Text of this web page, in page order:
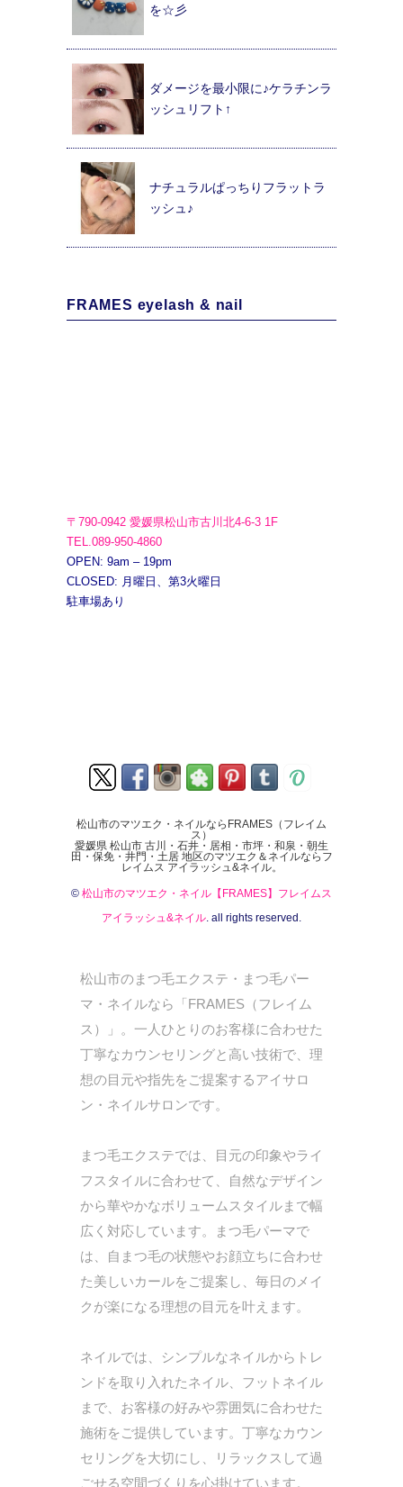
を☆彡
ダメージを最小限に♪ケラチンラ
ッシュリフト↑
ナチュラルぱっちりフラットラ
ッシュ♪
FRAMES eyelash & nail
〒790-0942 愛媛県松山市古川北4-6-3 1F
TEL.089-950-4860
OPEN: 9am – 19pm
CLOSED: 月曜日、第3火曜日
駐車場あり
松山市のマツエク・ネイルならFRAMES（フレイム
ス）
愛媛県 松山市 古川・石井・居相・市坪・和泉・朝生
田・保免・井門・土居 地区のマツエク＆ネイルならフ
レイムス アイラッシュ&ネイル。
© 松山市のマツエク・ネイル【FRAMES】フレイムス
アイラッシュ&ネイル. all rights reserved.
松山市のまつ毛エクステ・まつ毛パー
マ・ネイルなら「FRAMES（フレイム
ス）」。一人ひとりのお客様に合わせた
丁寧なカウンセリングと高い技術で、理
想の目元や指先をご提案するアイサロ
ン・ネイルサロンです。
まつ毛エクステでは、目元の印象やライ
フスタイルに合わせて、自然なデザイン
から華やかなボリュームスタイルまで幅
広く対応しています。まつ毛パーマで
は、自まつ毛の状態やお顔立ちに合わせ
た美しいカールをご提案し、毎日のメイ
クが楽になる理想の目元を叶えます。
ネイルでは、シンプルなネイルからトレ
ンドを取り入れたネイル、フットネイル
まで、お客様の好みや雰囲気に合わせた
施術をご提供しています。丁寧なカウン
セリングを大切にし、リラックスして過
ごせる空間づくりを心掛けています。